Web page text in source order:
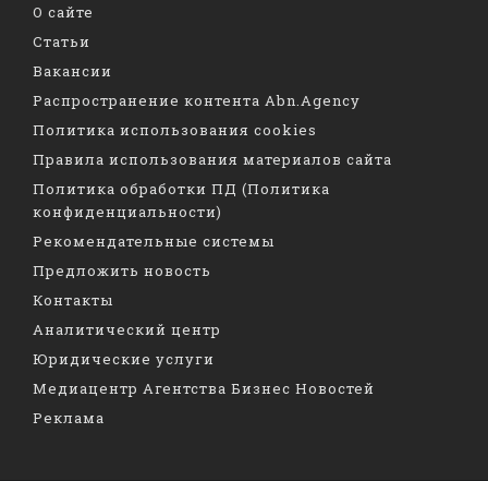
О сайте
Статьи
Вакансии
Распространение контента Abn.Agency
Политика использования cookies
Правила использования материалов сайта
Политика обработки ПД (Политика
конфиденциальности)
Рекомендательные системы
Предложить новость
Контакты
Аналитический центр
Юридические услуги
Медиацентр Агентства Бизнес Новостей
Реклама